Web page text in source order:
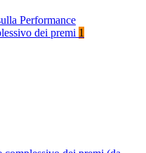
Performance
dei premi 1